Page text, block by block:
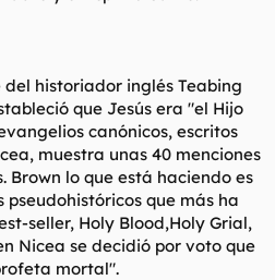
historiador inglés Teabing
que Jesús era "el Hijo
canónicos, escritos
muestra unas 40 menciones
Brown lo que está haciendo es
que más ha
seller, Holy Blood,Holy Grial,
Nicea se decidió por voto que
mortal".